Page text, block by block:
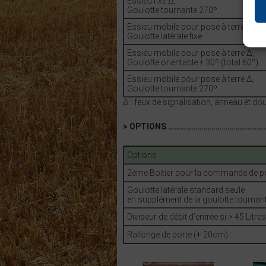
Goulotte tournante 270º
Essieu mobile pour pose à terre Δ,
Goulotte latérale fixe
Essieu mobile pour pose à terre Δ,
Goulotte orientable ± 30º (total 60°)
Essieu mobile pour pose à terre Δ,
Goulotte tournante 270º
Δ : feux de signalisation, anneau et
> OPTIONS
Options
2ème Boitier pour la commande de
Goulotte latérale standard seule
en supplément de la goulotte
Diviseur de débit d’entrée si > 45 Litres
Rallonge de porte (+ 20cm)